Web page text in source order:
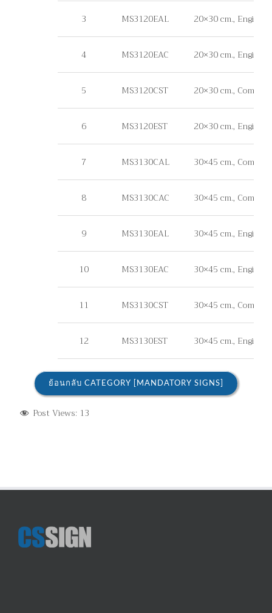
3 MS3120EAL 20×30 cm.,
4 MS3120EAC 20×30 cm.,
5 MS3120CST 20×30 cm.,
6 MS3120EST 20×30 cm.,
7 MS3130CAL 30×45 cm.,
8 MS3130CAC 30×45 cm.,
9 MS3130EAL 30×45 cm.,
10 MS3130EAC 30×45 cm.,
11 MS3130CST 30×45 cm.,
12 MS3130EST 30×45 cm.,
ย้อนกลับ CATEGORY [MANDATORY SIGNS]
Post Views: 13